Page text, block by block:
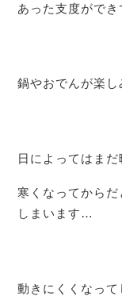
あった支度がで
鍋やおでんが楽
日によってはま
寒くなってから
しまいます…
動きにくくなっ